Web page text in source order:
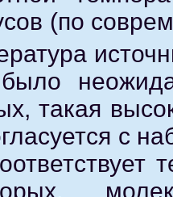
(по
такая
с